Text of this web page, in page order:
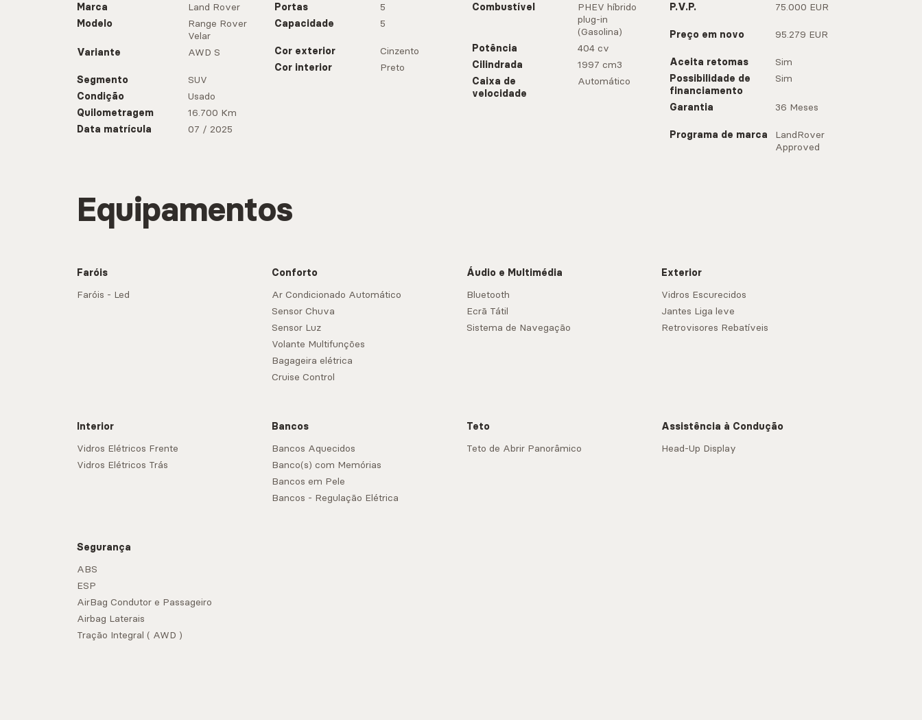
Marca
Land Rover
Modelo
Range Rover
Velar
Variante
AWD S
Segmento
SUV
Condição
Usado
Quilometragem
16.700 Km
Data matrícula
07 / 2025
Portas
5
Capacidade
5
Cor exterior
Cinzento
Cor interior
Preto
Combustível
PHEV híbrido
plug-in
(Gasolina)
Potência
404 cv
Cilindrada
1997 cm3
Caixa de
velocidade
Automático
P.V.P. 75.000 EUR
Preço em novo 95.279 EUR
Aceita retomas
Sim
Possibilidade de
financiamento
Sim
Garantia 36 Meses
Programa de marca
LandRover
Approved
Equipamentos
Faróis
Faróis - Led
Conforto
Ar Condicionado Automático
Sensor Chuva
Sensor Luz
Volante Multifunções
Bagageira elétrica
Cruise Control
Áudio e Multimédia
Bluetooth
Ecrã Tátil
Sistema de Navegação
Exterior
Vidros Escurecidos
Jantes Liga leve
Retrovisores Rebatíveis
Interior
Vidros Elétricos Frente
Vidros Elétricos Trás
Bancos
Bancos Aquecidos
Banco(s) com Memórias
Bancos em Pele
Bancos - Regulação Elétrica
Teto
Teto de Abrir Panorâmico
Assistência à Condução
Head-Up Display
Segurança
ABS
ESP
AirBag Condutor e Passageiro
Airbag Laterais
Tração Integral ( AWD )